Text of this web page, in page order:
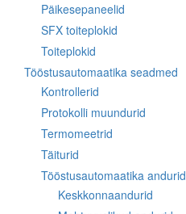
Päikesepaneelid
SFX toiteplokid
Toiteplokid
Tööstusautomaatika seadmed
Kontrollerid
Protokolli muundurid
Termomeetrid
Täiturid
Tööstusautomaatika andurid
Keskkonnaandurid